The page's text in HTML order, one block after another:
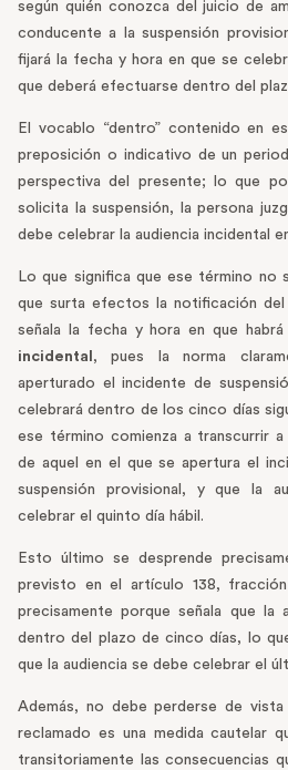
según quién conozca del juicio de
conducente a la suspensión
fijará la fecha y hora en que se
que deberá efectuarse dentro del
El vocablo “dentro” contenido en
preposición o indicativo de un
perspectiva del presente; lo que
solicita la suspensión, la persona
debe celebrar la audiencia incidental
Lo que significa que ese término no
que surta efectos la notificación
señala la fecha y hora en que
incidental , pues la norma
aperturado el incidente de
celebrará dentro de los cinco días
ese término comienza a transcurrir
de aquel en el que se apertura el
suspensión provisional, y que la
celebrar el quinto día hábil.
Esto último se desprende
previsto en el artículo 138,
precisamente porque señala que la
dentro del plazo de cinco días, lo
que la audiencia se debe celebrar el
Además, no debe perderse de
reclamado es una medida cautelar
transitoriamente las consecuencias